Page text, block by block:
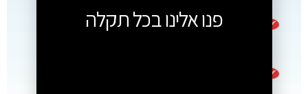
פנו אלינו בכל תקלה